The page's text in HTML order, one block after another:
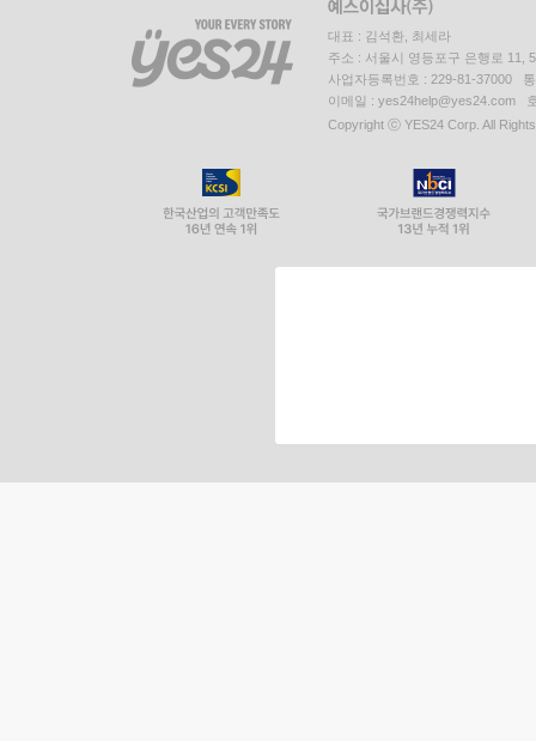
대표 : 김석환, 최세라
주소 : 서울시 영등포구 은행로 11,
사업자등록번호 : 229-81-37000
이메일 : yes24help@yes24.com
Copyright ⓒ YES24 Corp. All